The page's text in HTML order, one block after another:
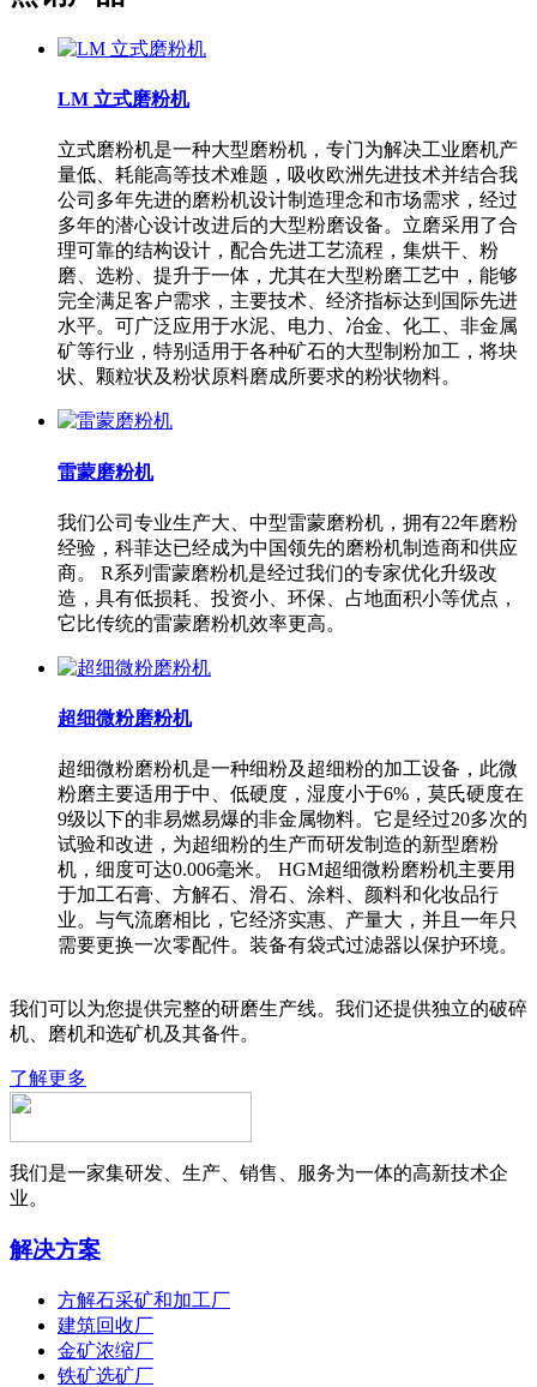
LM 立式磨粉机
立式磨粉机是一种大型磨粉机，专门为解决工业磨机产
量低、耗能高等技术难题，吸收欧洲先进技术并结合我
公司多年先进的磨粉机设计制造理念和市场需求，经过
多年的潜心设计改进后的大型粉磨设备。立磨采用了合
理可靠的结构设计，配合先进工艺流程，集烘干、粉
磨、选粉、提升于一体，尤其在大型粉磨工艺中，能够
完全满足客户需求，主要技术、经济指标达到国际先进
水平。可广泛应用于水泥、电力、冶金、化工、非金属
矿等行业，特别适用于各种矿石的大型制粉加工，将块
状、颗粒状及粉状原料磨成所要求的粉状物料。
雷蒙磨粉机
我们公司专业生产大、中型雷蒙磨粉机，拥有22年磨粉
经验，科菲达已经成为中国领先的磨粉机制造商和供应
商。 R系列雷蒙磨粉机是经过我们的专家优化升级改
造，具有低损耗、投资小、环保、占地面积小等优点，
它比传统的雷蒙磨粉机效率更高。
超细微粉磨粉机
超细微粉磨粉机是一种细粉及超细粉的加工设备，此微
粉磨主要适用于中、低硬度，湿度小于6%，莫氏硬度在
9级以下的非易燃易爆的非金属物料。它是经过20多次的
试验和改进，为超细粉的生产而研发制造的新型磨粉
机，细度可达0.006毫米。 HGM超细微粉磨粉机主要用
于加工石膏、方解石、滑石、涂料、颜料和化妆品行
业。与气流磨相比，它经济实惠、产量大，并且一年只
需要更换一次零配件。装备有袋式过滤器以保护环境。
我们可以为您提供完整的研磨生产线。我们还提供独立的破碎
机、磨机和选矿机及其备件。
了解更多
我们是一家集研发、生产、销售、服务为一体的高新技术企
业。
解决方案
方解石采矿和加工厂
建筑回收厂
金矿浓缩厂
铁矿选矿厂